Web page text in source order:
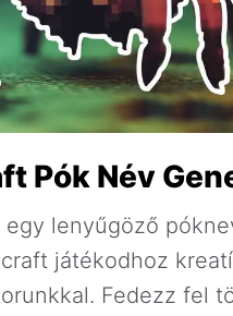
Pók Név
egy lenyűgöző
játékodhoz
Fedezz fel